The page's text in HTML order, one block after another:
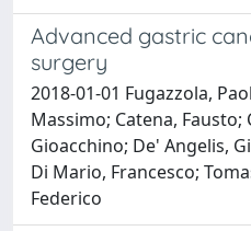
Advanced gastric
surgery
2018-01-01 Fugazzola,
Massimo; Catena,
Gioacchino; De' Angelis,
Di Mario, Francesco;
Federico